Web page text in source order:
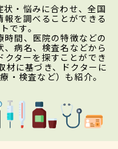
状・悩みに合わせ、全国
を調べることができる
です。
間、医院の特徴などの
病名、検査名などから
ターを探すことができ
材に基づき、ドクターに
・検査など）も紹介。